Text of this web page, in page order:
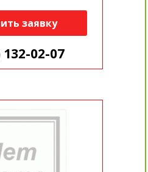
заявку
132-02-07